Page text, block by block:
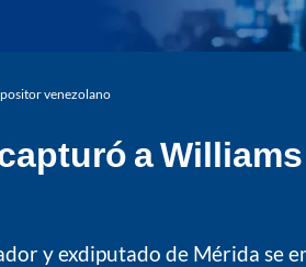
venezolano
a
y exdiputado de Mérida se